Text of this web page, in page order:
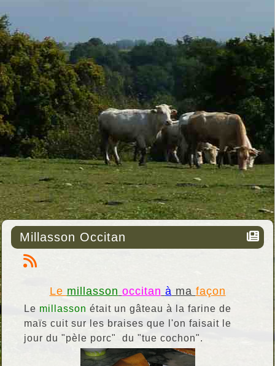
Millasson Occitan
Le millasson occitan à ma façon
Le millasson était un gâteau à la farine de
maïs cuit sur les braises que l'on faisait le
jour du "pèle porc" du "tue cochon".